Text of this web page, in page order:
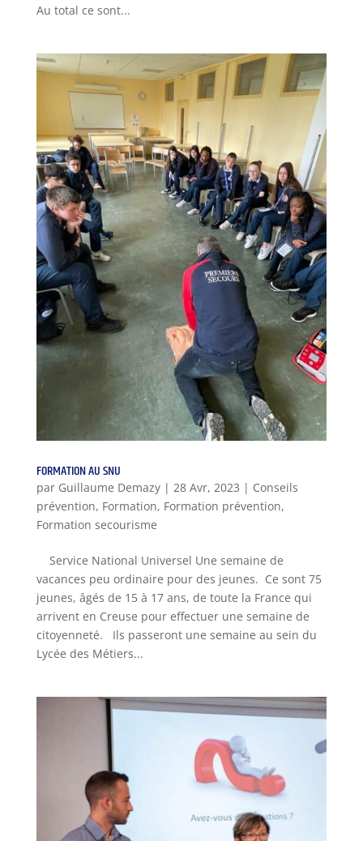
Au total ce sont...
FORMATION AU SNU
par Guillaume Demazy| 28 Avr, 2023 | Conseils
prévention, Formation, Formation prévention,
Formation secourisme
Service National Universel Une semaine de
vacances peu ordinaire pour des jeunes. Ce sont 75
jeunes, âgés de 15 à 17 ans, de toute la France qui
arrivent en Creuse pour effectuer une semaine de
citoyenneté. Ils passeront une semaine au sein du
Lycée des Métiers...